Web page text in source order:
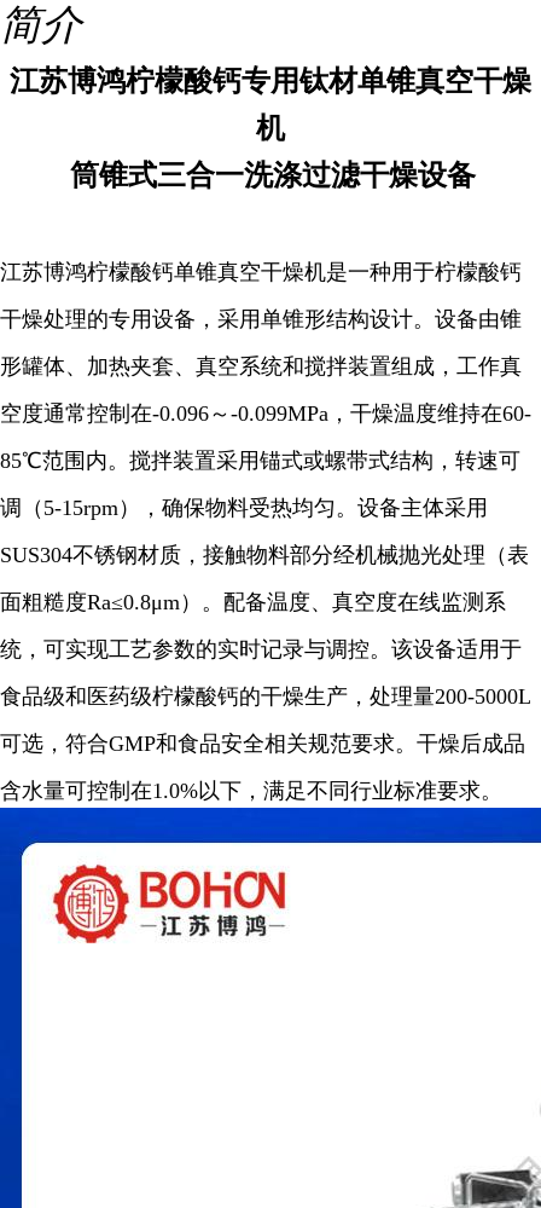
简介
江苏博鸿柠檬酸钙专用钛材单锥真空干燥
机
筒锥式三合一洗涤过滤干燥设备
江苏博鸿柠檬酸钙单锥真空干燥机是一种用于柠檬酸钙
干燥处理的专用设备，采用单锥形结构设计。设备由锥
形罐体、加热夹套、真空系统和搅拌装置组成，工作真
空度通常控制在-0.096～-0.099MPa，干燥温度维持在60-
85℃范围内。搅拌装置采用锚式或螺带式结构，转速可
调（5-15rpm），确保物料受热均匀。设备主体采用
SUS304不锈钢材质，接触物料部分经机械抛光处理（表
面粗糙度Ra≤0.8μm）。配备温度、真空度在线监测系
统，可实现工艺参数的实时记录与调控。该设备适用于
食品级和医药级柠檬酸钙的干燥生产，处理量200-5000L
可选，符合GMP和食品安全相关规范要求。干燥后成品
含水量可控制在1.0%以下，满足不同行业标准要求。